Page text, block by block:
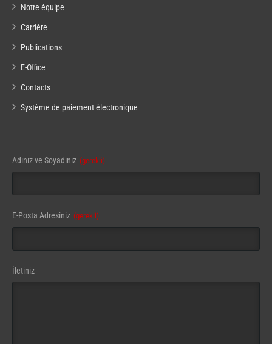
Notre équipe
Carrière
Publications
E-Office
Contacts
Système de paiement électronique
Adınız ve Soyadınız (gerekli)
E-Posta Adresiniz (gerekli)
İletiniz